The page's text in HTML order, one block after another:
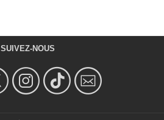
SUIVEZ-NOUS